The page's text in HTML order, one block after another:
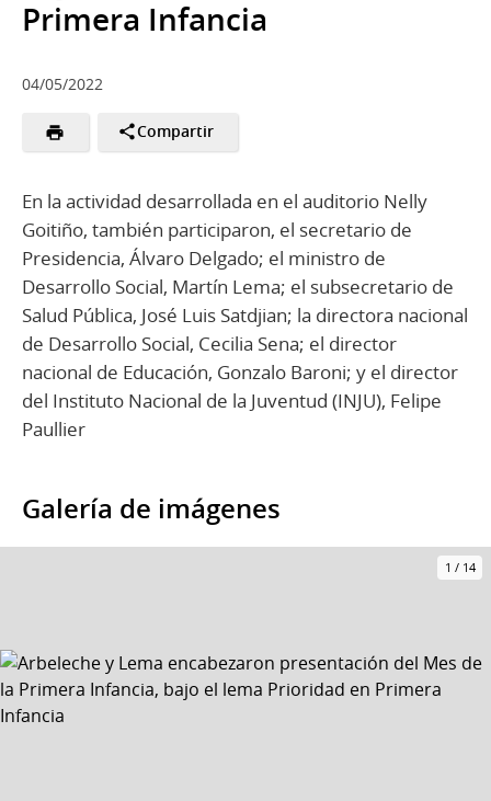
Primera Infancia
04/05/2022
Compartir
En la actividad desarrollada en el auditorio Nelly
Goitiño, también participaron, el secretario de
Presidencia, Álvaro Delgado; el ministro de
Desarrollo Social, Martín Lema; el subsecretario de
Salud Pública, José Luis Satdjian; la directora nacional
de Desarrollo Social, Cecilia Sena; el director
nacional de Educación, Gonzalo Baroni; y el director
del Instituto Nacional de la Juventud (INJU), Felipe
Paullier
Galería de imágenes
1 / 14